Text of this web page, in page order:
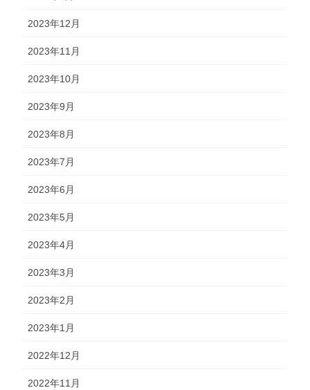
2023年12月
2023年11月
2023年10月
2023年9月
2023年8月
2023年7月
2023年6月
2023年5月
2023年4月
2023年3月
2023年2月
2023年1月
2022年12月
2022年11月